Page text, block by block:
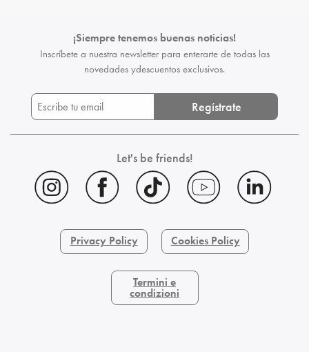
¡Siempre tenemos buenas noticias!
Inscríbete a nuestra newsletter para enterarte de todas las
novedades ydescuentos exclusivos.
Regístrate
Let's be friends!
Privacy Policy Cookies Policy
Termini e
condizioni